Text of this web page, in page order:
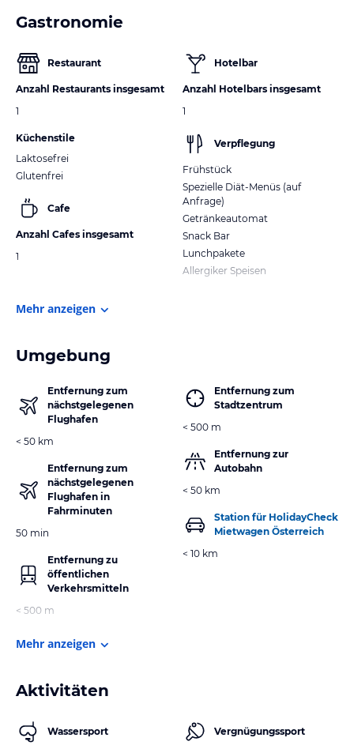
Gastronomie
Restaurant
Anzahl Restaurants insgesamt
1
Küchenstile
Laktosefrei
Glutenfrei
Cafe
Anzahl Cafes insgesamt
1
Hotelbar
Anzahl Hotelbars insgesamt
1
Verpflegung
Frühstück
Spezielle Diät-Menüs (auf
Anfrage)
Getränkeautomat
Snack Bar
Lunchpakete
Allergiker Speisen
Mehr anzeigen
Umgebung
Entfernung zum
nächstgelegenen
Flughafen
< 50 km
Entfernung zum
nächstgelegenen
Flughafen in
Fahrminuten
50 min
Entfernung zu
öffentlichen
Verkehrsmitteln
< 500 m
Entfernung zum
Stadtzentrum
< 500 m
Entfernung zur
Autobahn
< 50 km
Station für HolidayCheck
Mietwagen Österreich
< 10 km
Mehr anzeigen
Aktivitäten
Wassersport Vergnügungssport